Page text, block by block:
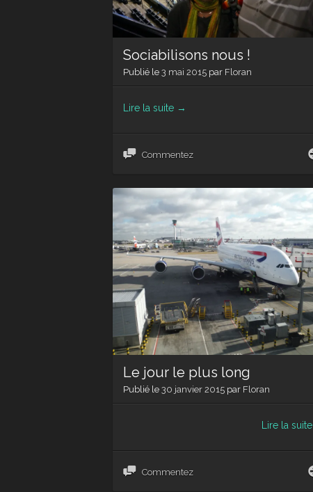
Sociabilisons nous !
Publié le 3 mai 2015 par Floran
Lire la suite →
Commentez
Le jour le plus long
Publié le 30 janvier 2015 par Floran
Lire la suite
Commentez